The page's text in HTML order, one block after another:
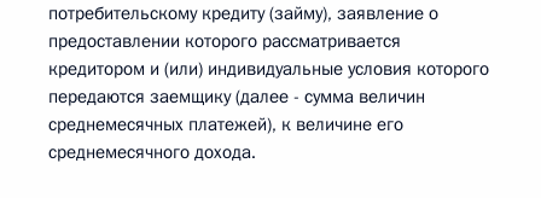
потребительскому кредиту (займу), заявление о
предоставлении которого рассматривается
кредитором и (или) индивидуальные условия которого
передаются заемщику (далее - сумма величин
среднемесячных платежей), к величине его
среднемесячного дохода.